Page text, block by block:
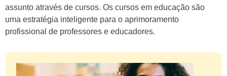
assunto através de cursos. Os cursos em educação são
uma estratégia inteligente para o aprimoramento
profissional de professores e educadores.